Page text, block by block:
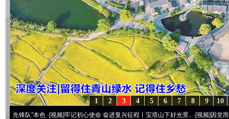
10
9
8
7
6
5
4
3
2
1
队”本色·[视频]牢记初心使命 奋进复兴征程丨宝塔山下好光景..·[视频]因党而生 为